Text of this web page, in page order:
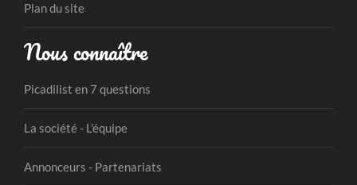
Plan du site
Nous connaître
Picadilist en 7 questions
La société - L'équipe
Annonceurs - Partenariats